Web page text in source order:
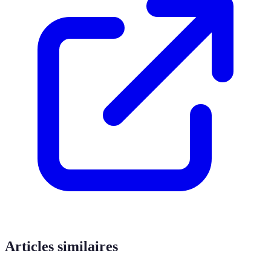
Articles similaires